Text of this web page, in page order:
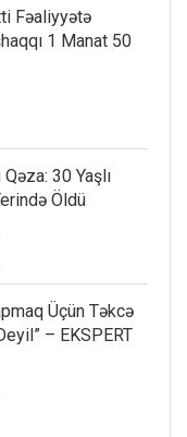
Fəaliyyətə
1 Manat 50
30 Yaşlı
Öldü
Üçün Təkcə
– EKSPERT